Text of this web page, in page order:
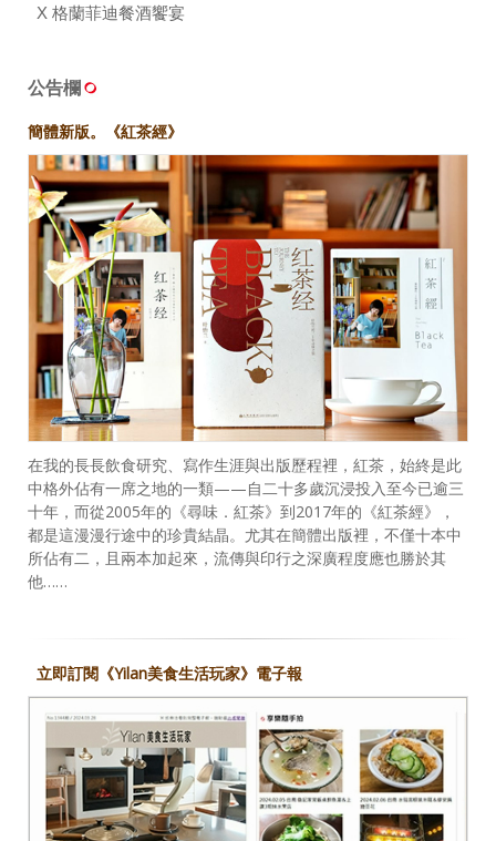
X 格蘭菲迪餐酒饗宴
公告欄
簡體新版。《紅茶經》
在我的長長飲食研究、寫作生涯與出版歷程裡，紅茶，始終是此
中格外佔有一席之地的一類——自二十多歲沉浸投入至今已逾三
十年，而從2005年的《尋味．紅茶》到2017年的《紅茶經》，
都是這漫漫行途中的珍貴結晶。尤其在簡體出版裡，不僅十本中
所佔有二，且兩本加起來，流傳與印行之深廣程度應也勝於其
他……
立即訂閱《Yilan美食生活玩家》電子報